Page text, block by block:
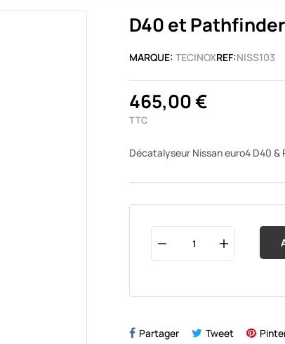
D40 et
MARQUE: TECINOXREF:NISS103
465,00 €
TTC
Décatalyseur Nissan euro4 D40
Partager Tweet